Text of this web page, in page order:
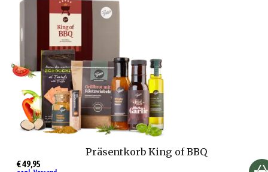
Präsentkorb King of BBQ
€ 49,95